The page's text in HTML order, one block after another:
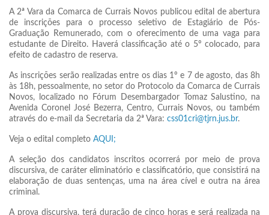
A 2ª Vara da Comarca de Currais Novos publicou edital de abertura
de inscrições para o processo seletivo de Estagiário de Pós-
Graduação Remunerado, com o oferecimento de uma vaga para
estudante de Direito. Haverá classificação até o 5º colocado, para
efeito de cadastro de reserva.
As inscrições serão realizadas entre os dias 1º e 7 de agosto, das 8h
às 18h, pessoalmente, no setor do Protocolo da Comarca de Currais
Novos, localizado no Fórum Desembargador Tomaz Salustino, na
Avenida Coronel José Bezerra, Centro, Currais Novos, ou também
através do e-mail da Secretaria da 2ª Vara: css01cri@tjrn.jus.br.
Veja o edital completo AQUI;
A seleção dos candidatos inscritos ocorrerá por meio de prova
discursiva, de caráter eliminatório e classificatório, que consistirá na
elaboração de duas sentenças, uma na área cível e outra na área
criminal.
A prova discursiva, terá duração de cinco horas e será realizada na